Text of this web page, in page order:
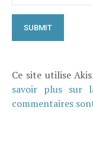
Ce site utilise
savoir plus sur
commentaires